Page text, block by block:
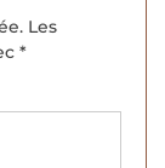
Les
*